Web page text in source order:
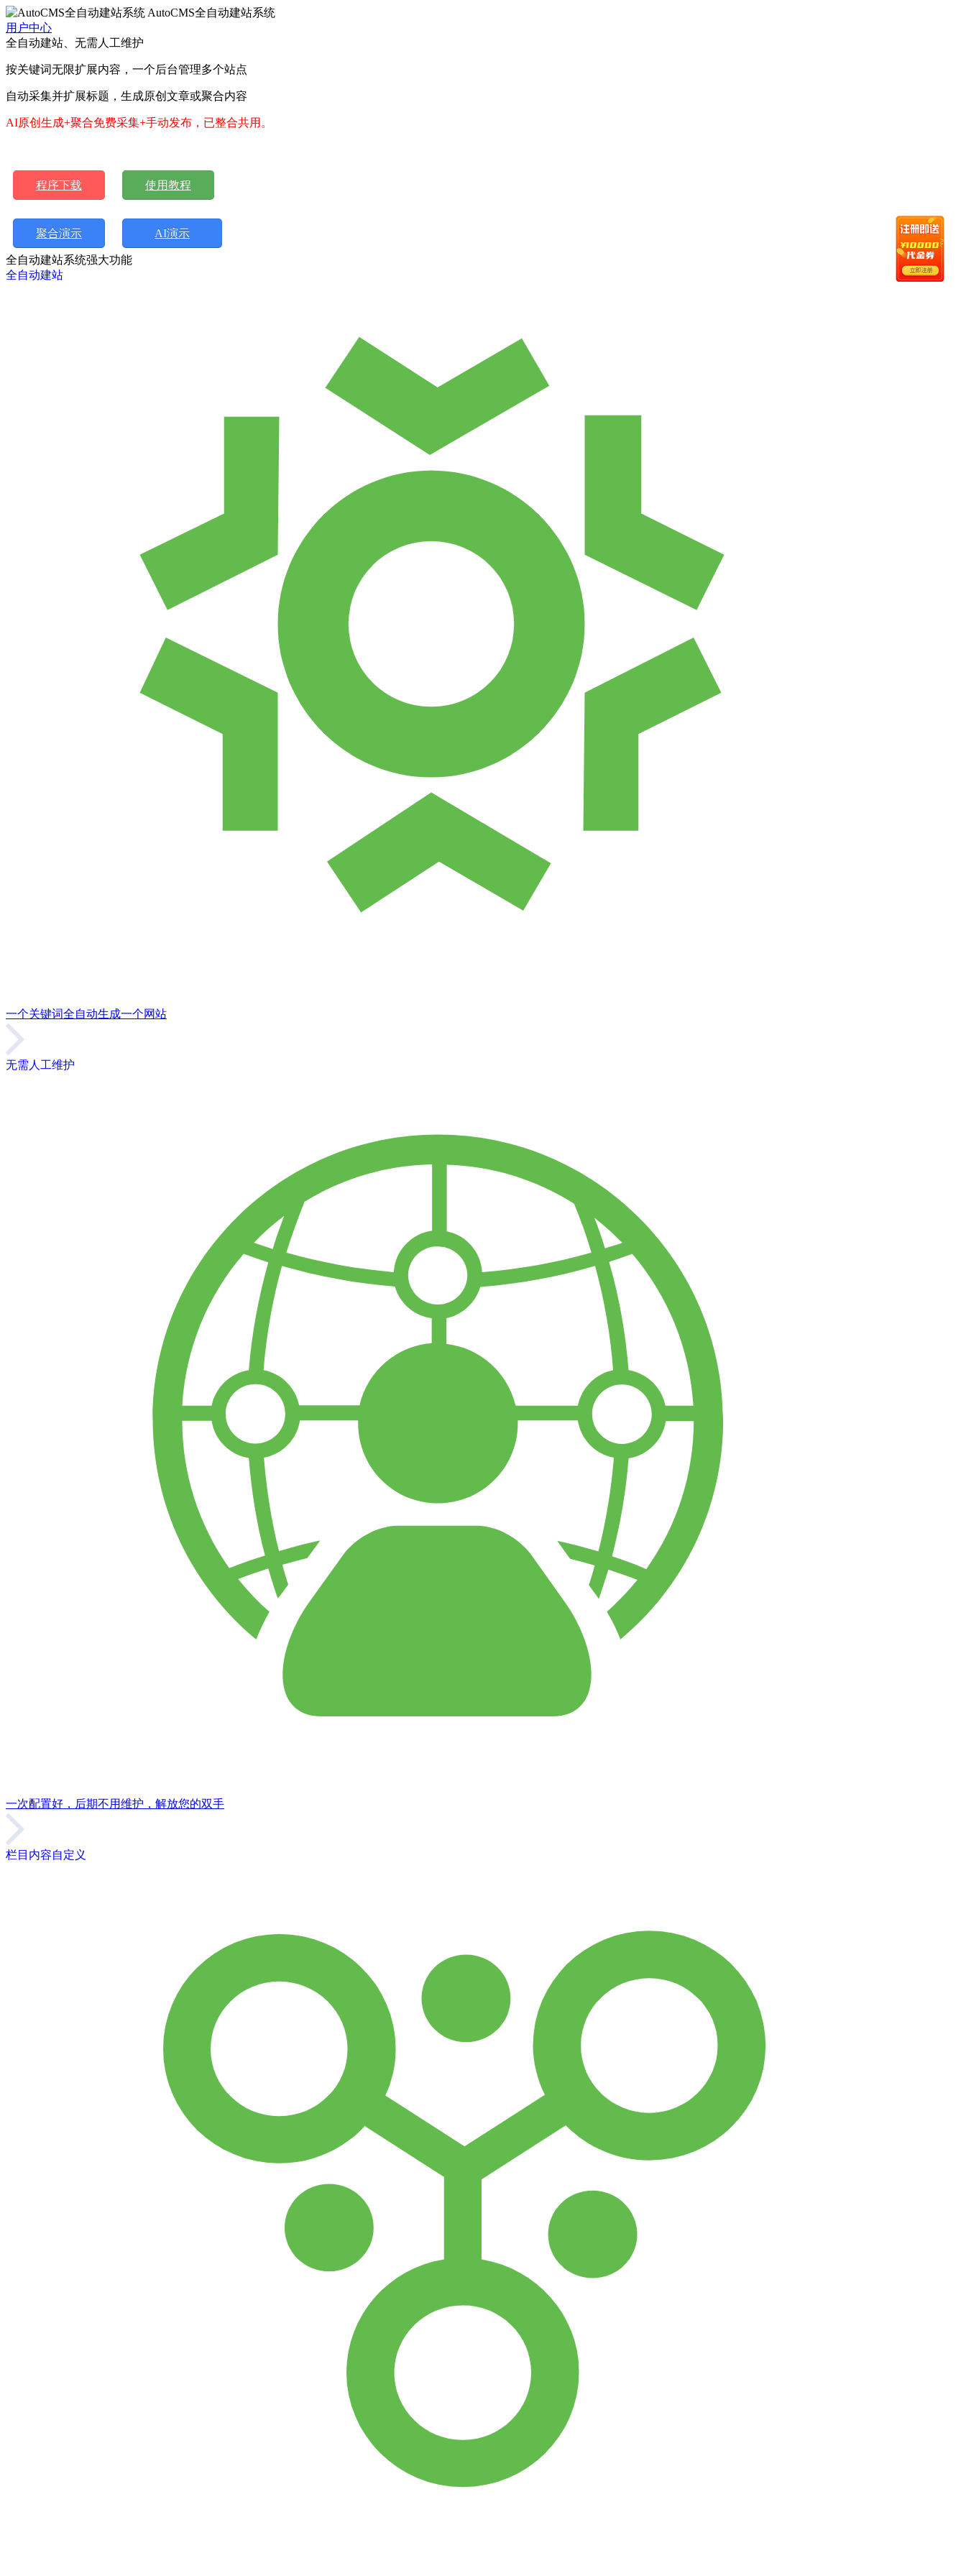
AutoCMS全自动建站系统
用户中心
全自动建站、无需人工维护
按关键词无限扩展内容，一个后台管理多个站点
自动采集并扩展标题，生成原创文章或聚合内容
AI原创生成+聚合免费采集+手动发布，已整合共用。
程序下载 使用教程
聚合演示 AI演示
全自动建站系统强大功能
全自动建站
一个关键词全自动生成一个网站
无需人工维护
一次配置好，后期不用维护，解放您的双手
栏目内容自定义